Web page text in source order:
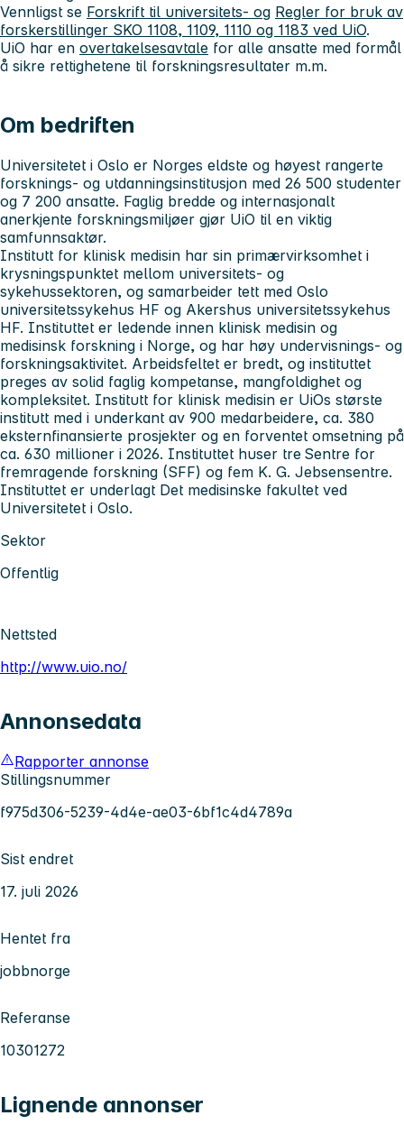
Vennligst se Forskrift til universitets- og Regler for bruk av
forskerstillinger SKO 1108, 1109, 1110 og 1183 ved UiO.
UiO har en overtakelsesavtale for alle ansatte med formål
å sikre rettighetene til forskningsresultater m.m.
Om bedriften
Universitetet i Oslo er Norges eldste og høyest rangerte
forsknings- og utdanningsinstitusjon med 26 500 studenter
og 7 200 ansatte. Faglig bredde og internasjonalt
anerkjente forskningsmiljøer gjør UiO til en viktig
samfunnsaktør.
Institutt for klinisk medisin har sin primærvirksomhet i
krysningspunktet mellom universitets- og
sykehussektoren, og samarbeider tett med Oslo
universitetssykehus HF og Akershus universitetssykehus
HF. Instituttet er ledende innen klinisk medisin og
medisinsk forskning i Norge, og har høy undervisnings- og
forskningsaktivitet. Arbeidsfeltet er bredt, og instituttet
preges av solid faglig kompetanse, mangfoldighet og
kompleksitet. Institutt for klinisk medisin er UiOs største
institutt med i underkant av 900 medarbeidere, ca. 380
eksternfinansierte prosjekter og en forventet omsetning på
ca. 630 millioner i 2026. Instituttet huser tre Sentre for
fremragende forskning (SFF) og fem K. G. Jebsensentre.
Instituttet er underlagt Det medisinske fakultet ved
Universitetet i Oslo.
Sektor
Offentlig
Nettsted
http://www.uio.no/
Annonsedata
Rapporter annonse
Stillingsnummer
f975d306-5239-4d4e-ae03-6bf1c4d4789a
Sist endret
17. juli 2026
Hentet fra
jobbnorge
Referanse
10301272
Lignende annonser